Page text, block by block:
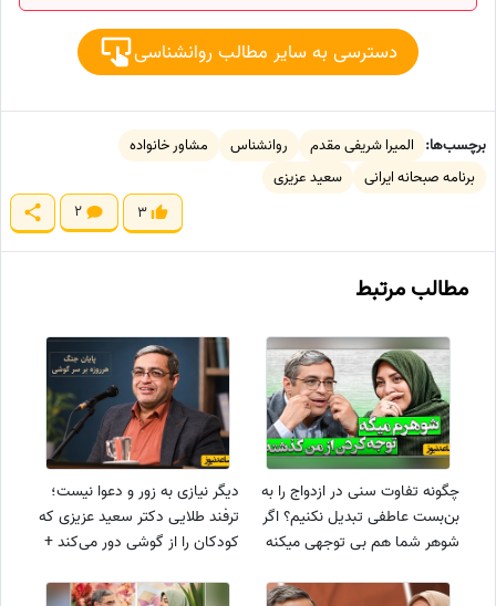
دسترسی به سایر مطالب روانشناسی
برچسب‌ها: المیرا شریفی مقدم روانشناس
مشاور خانواده
برنامه صبحانه ایرانی
سعید عزیزی
3
2
مطالب مرتبط
چگونه تفاوت سنی در ازدواج را به
بن‌بست عاطفی تبدیل نکنیم؟ اگر
شوهر شما هم بی توجهی میکنه
براش بفرست + ویدئو
دیگر نیازی به زور و دعوا نیست؛
ترفند طلایی دکتر سعید عزیزی که
کودکان را از گوشی دور می‌کند +